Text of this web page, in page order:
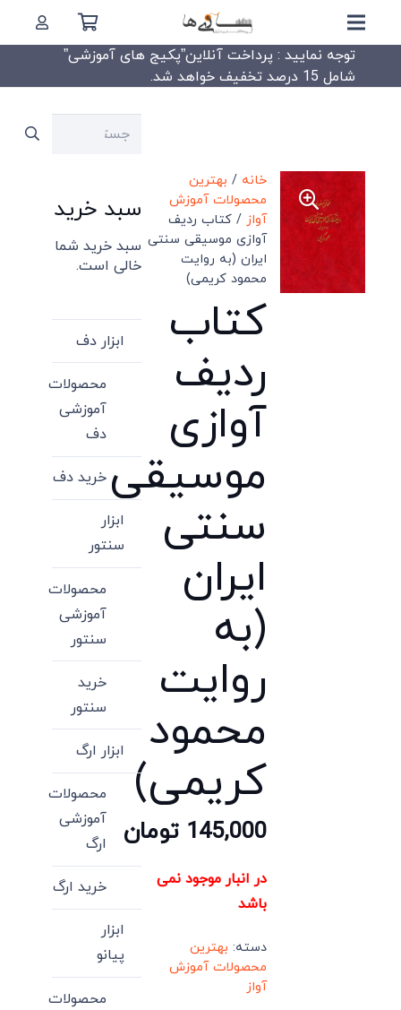
توجه نمایید : پرداخت آنلاین”پکیج های آموزشی”
شامل 15 درصد تخفیف خواهد شد.
خانه / بهترین
محصولات آموزش
آواز / کتاب ردیف
آوازی موسیقی سنتی
ایران (به روایت
محمود کریمی)
کتاب
ردیف
آوازی
موسیقی
سنتی
ایران
(به
روایت
محمود
کریمی)
145,000 تومان
در انبار موجود نمی
باشد
دسته: بهترین
محصولات آموزش
آواز
جستجو
سبد خرید
سبد خرید شما
خالی است.
ابزار دف
محصولات
آموزشی
دف
خرید دف
ابزار
سنتور
محصولات
آموزشی
سنتور
خرید
سنتور
ابزار ارگ
محصولات
آموزشی
ارگ
خرید ارگ
ابزار
پیانو
محصولات